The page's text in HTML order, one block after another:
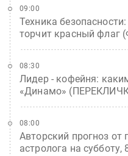
Техника
торчит красный флаг
09:00
Лидер - кофейня:
«Динамо»
08:30
Авторский прогноз от
астролога на субботу,
08:00